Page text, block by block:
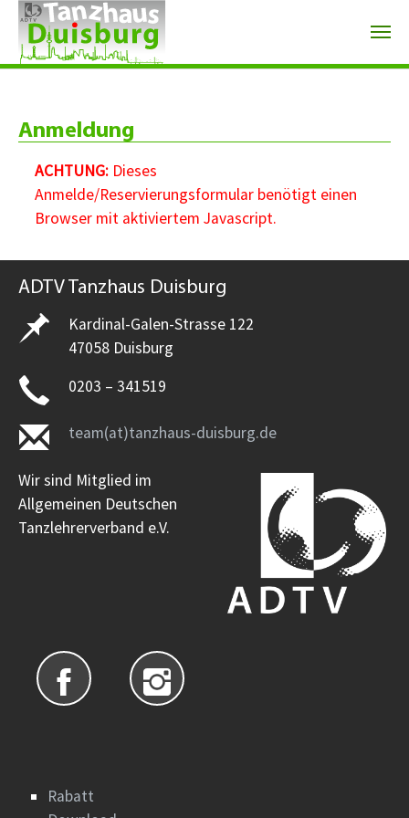
Zum Hauptinhalt springen
Anmeldung
ACHTUNG:Dieses
Anmelde/Reservierungsformular benötigt einen
Browser mit aktiviertem Javascript.
ADTV Tanzhaus Duisburg
Kardinal-Galen-Strasse 122
47058 Duisburg
0203 – 341519
team(at)tanzhaus-duisburg.de
Wir sind Mitglied im
Allgemeinen Deutschen
Tanzlehrerverband e.V.
Rabatt